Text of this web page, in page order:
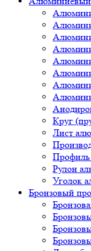
Круг
Лист
Профиль
Рулон
Уголок
Бронзовый